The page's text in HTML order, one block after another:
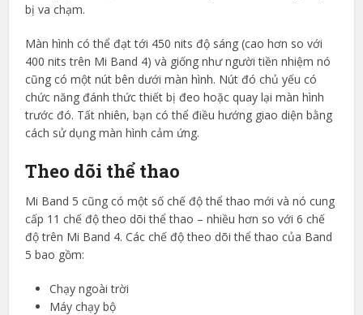
bị va chạm.
Màn hình có thể đạt tới 450 nits độ sáng (cao hơn so với
400 nits trên Mi Band 4) và giống như người tiền nhiệm nó
cũng có một nút bên dưới màn hình. Nút đó chủ yếu có
chức năng đánh thức thiết bị đeo hoặc quay lại màn hình
trước đó. Tất nhiên, bạn có thể điều hướng giao diện bằng
cách sử dụng màn hình cảm ứng.
Theo dõi thể thao
Mi Band 5 cũng có một số chế độ thể thao mới và nó cung
cấp 11 chế độ theo dõi thể thao – nhiều hơn so với 6 chế
độ trên Mi Band 4. Các chế độ theo dõi thể thao của Band
5 bao gồm:
Chạy ngoài trời
Máy chạy bộ